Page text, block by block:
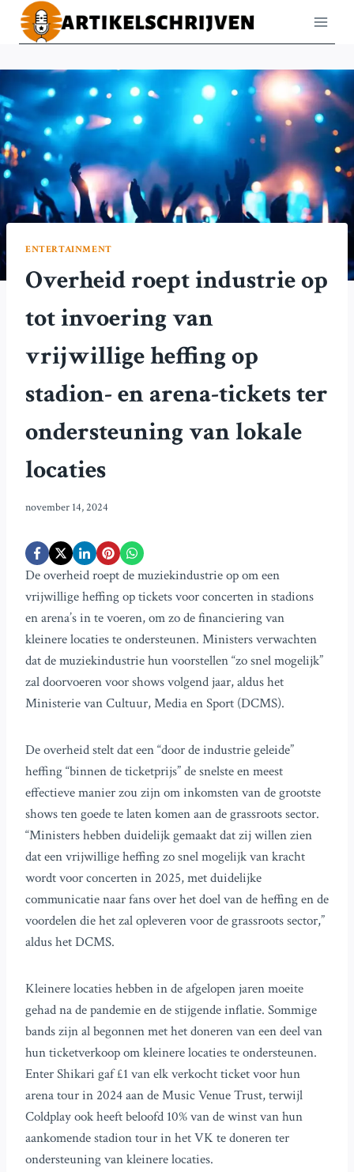
Doorgaan
naar
ENTERTAINMENT
Overheid roept industrie op
tot invoering van
vrijwillige heffing op
stadion- en arena-tickets ter
ondersteuning van lokale
locaties
november 14, 2024
De overheid roept de muziekindustrie op om een
vrijwillige heffing op tickets voor concerten in stadions
en arena’s in te voeren, om zo de financiering van
kleinere locaties te ondersteunen. Ministers verwachten
dat de muziekindustrie hun voorstellen “zo snel mogelijk”
zal doorvoeren voor shows volgend jaar, aldus het
Ministerie van Cultuur, Media en Sport (DCMS).
De overheid stelt dat een “door de industrie geleide”
heffing “binnen de ticketprijs” de snelste en meest
effectieve manier zou zijn om inkomsten van de grootste
shows ten goede te laten komen aan de grassroots sector.
“Ministers hebben duidelijk gemaakt dat zij willen zien
dat een vrijwillige heffing zo snel mogelijk van kracht
wordt voor concerten in 2025, met duidelijke
communicatie naar fans over het doel van de heffing en de
voordelen die het zal opleveren voor de grassroots sector,”
aldus het DCMS.
Kleinere locaties hebben in de afgelopen jaren moeite
gehad na de pandemie en de stijgende inflatie. Sommige
bands zijn al begonnen met het doneren van een deel van
hun ticketverkoop om kleinere locaties te ondersteunen.
Enter Shikari gaf £1 van elk verkocht ticket voor hun
arena tour in 2024 aan de Music Venue Trust, terwijl
Coldplay ook heeft beloofd 10% van de winst van hun
aankomende stadion tour in het VK te doneren ter
ondersteuning van kleinere locaties.